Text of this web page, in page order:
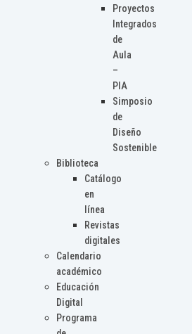
Proyectos
Integrados
de
Aula
–
PIA
Simposio
de
Diseño
Sostenible
Biblioteca
Catálogo
en
línea
Revistas
digitales
Calendario
académico
Educación
Digital
Programa